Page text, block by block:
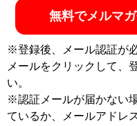
・ 【独自】高級デリヘルで
婚相手もコントロールしよ
の24歳ソープ嬢を直撃。“月
きの生い立ち”を全告白
記事一覧へ
無料でメルマ
※登録後、メール認証が
メールをクリックして、
い。
※認証メールが届かない
ているか、メールアドレ